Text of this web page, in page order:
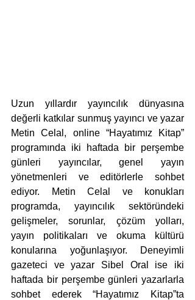
Uzun yıllardır yayıncılık dünyasına
değerli katkılar sunmuş yayıncı ve yazar
Metin Celal, online “Hayatımız Kitap”
programında iki haftada bir perşembe
günleri yayıncılar, genel yayın
yönetmenleri ve editörlerle sohbet
ediyor. Metin Celal ve konukları
programda, yayıncılık sektöründeki
gelişmeler, sorunlar, çözüm yolları,
yayın politikaları ve okuma kültürü
konularına yoğunlaşıyor. Deneyimli
gazeteci ve yazar Sibel Oral ise iki
haftada bir perşembe günleri yazarlarla
sohbet ederek “Hayatımız Kitap”ta